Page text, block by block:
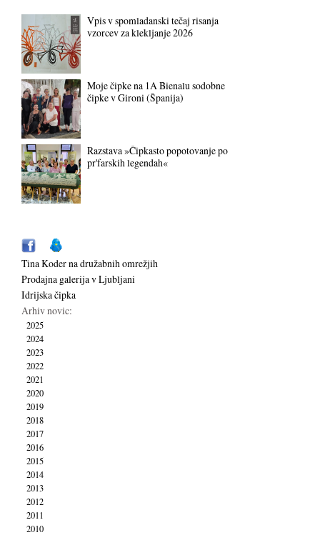
Vpis v spomladanski tečaj risanja
vzorcev za klekljanje 2026
Moje čipke na 1A Bienalu sodobne
čipke v Gironi (Španija)
Razstava »Čipkasto popotovanje po
pr'farskih legendah«
Tina Koder na družabnih omrežjih
Prodajna galerija v Ljubljani
Idrijska čipka
Arhiv novic:
2025
2024
2023
2022
2021
2020
2019
2018
2017
2016
2015
2014
2013
2012
2011
2010